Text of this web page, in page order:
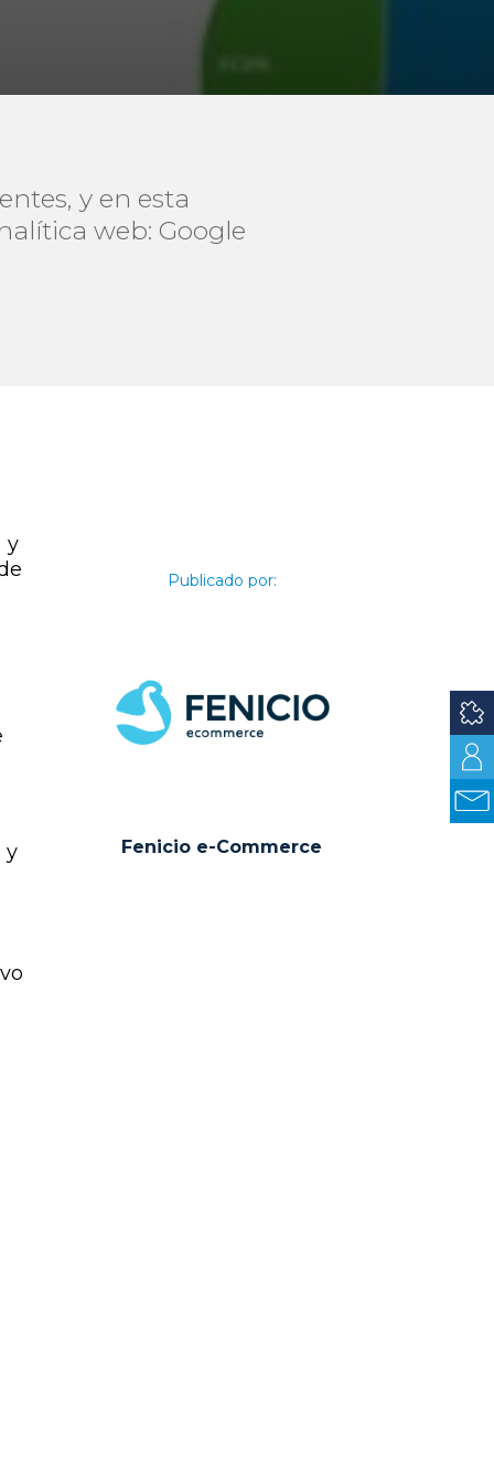
y en esta
web: Google
y
y
Publicado por:
Fenicio e-Commerce